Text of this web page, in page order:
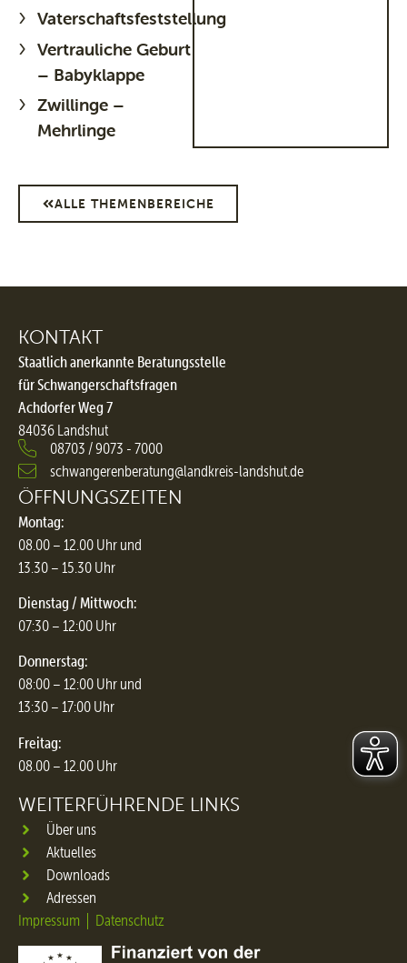
Vaterschaftsfeststellung
Vertrauliche Geburt
– Babyklappe
Zwillinge –
Mehrlinge
ALLE THEMENBEREICHE
KONTAKT
Staatlich anerkannte Beratungsstelle
für Schwangerschaftsfragen
Achdorfer Weg 7
84036 Landshut
08703 / 9073 - 7000
schwangerenberatung@landkreis-landshut.de
ÖFFNUNGSZEITEN
Montag:
08.00 – 12.00 Uhr und
13.30 – 15.30 Uhr
Dienstag / Mittwoch:
07:30 – 12:00 Uhr
Donnerstag:
08:00 – 12:00 Uhr und
13:30 – 17:00 Uhr
Freitag:
08.00 – 12.00 Uhr
WEITERFÜHRENDE LINKS
Über uns
Aktuelles
Downloads
Adressen
Impressum
Datenschutz